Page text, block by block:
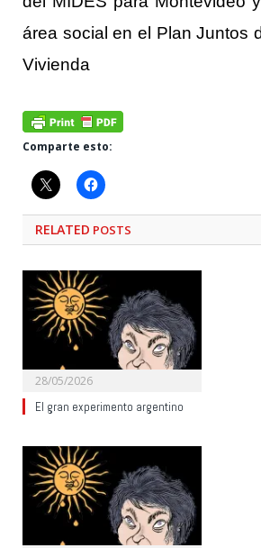
área social en el Plan Juntos
Vivienda
Comparte esto:
RELATED POSTS
28/05/2026
El gran experimento argentino